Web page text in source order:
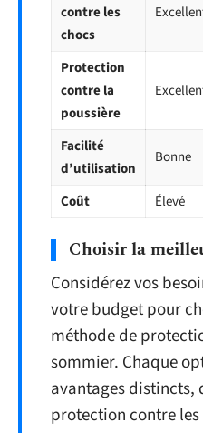
contre les
chocs
Protection
contre la
poussière
Facilité
d’utilisation
Bonne
Coût Élevé
Choisir la
Considérez vos
votre budget pour
méthode de
sommier. Chaque
avantages distincts,
protection contre